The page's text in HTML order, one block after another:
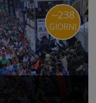
--238
GIORNI